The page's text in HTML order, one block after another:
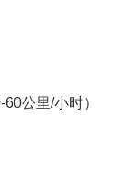
公里/小时）